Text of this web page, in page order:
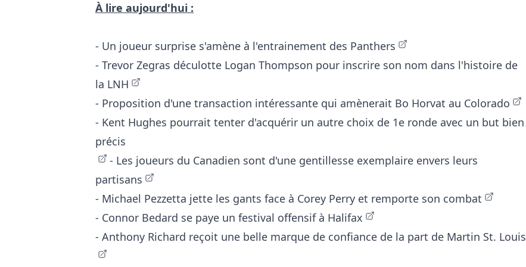
À lire aujourd'hui :
- Un joueur surprise s'amène à l'entrainement des Panthers
- Trevor Zegras déculotte Logan Thompson pour inscrire son nom dans l'histoire de
la LNH
- Proposition d'une transaction intéressante qui amènerait Bo Horvat au Colorado
- Kent Hughes pourrait tenter d'acquérir un autre choix de 1e ronde avec un but bien
précis
- Les joueurs du Canadien sont d'une gentillesse exemplaire envers leurs
partisans
- Michael Pezzetta jette les gants face à Corey Perry et remporte son combat
- Connor Bedard se paye un festival offensif à Halifax
- Anthony Richard reçoit une belle marque de confiance de la part de Martin St. Louis